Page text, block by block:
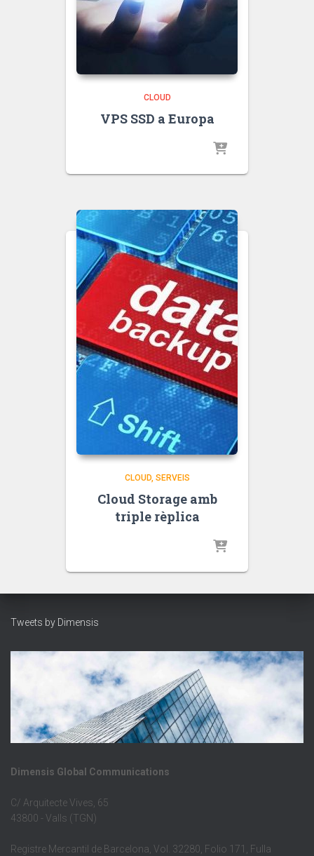
CLOUD
VPS SSD a Europa
CLOUD SERVEIS
Cloud Storage amb
triple rèplica
Tweets by Dimensis
Dimensis Global Communications
C/ Arquitecte Vives, 65
43800 - Valls (TGN)
Registre Mercantil de Barcelona, Vol. 32280, Folio 171, Fulla